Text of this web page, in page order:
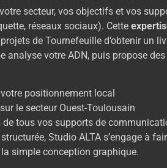
secteur, vos objectifs et vos
réseaux sociaux). Cette
de Tournefeuille d’obtenir un
analyse votre ADN, puis propose des
positionnement local
sur le secteur Ouest-Toulousain
de tous vos supports de
Studio ALTA s’engage à
simple conception graphique.